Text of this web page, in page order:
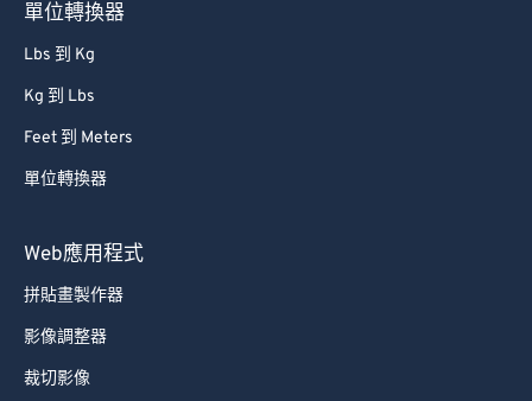
單位轉換器
Lbs 到 Kg
Kg 到 Lbs
Feet 到 Meters
單位轉換器
Web應用程式
拼貼畫製作器
影像調整器
裁切影像